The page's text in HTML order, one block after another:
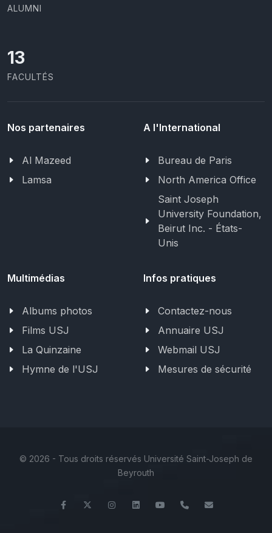
ALUMNI
13
FACULTÉS
Nos partenaires
Al Mazeed
Lamsa
A l'International
Bureau de Paris
North America Office
Saint Joseph
University Foundation,
Beirut Inc. - États-
Unis
Multimédias
Albums photos
Films USJ
La Quinzaine
Hymne de l'USJ
Infos pratiques
Contactez-nous
Annuaire USJ
Webmail USJ
Mesures de sécurité
© 2026 - Tous droits réservés Université Saint-Joseph de
Beyrouth
FacebookTwitter InstagramLinkedInYouTube+961 (1) 421 000